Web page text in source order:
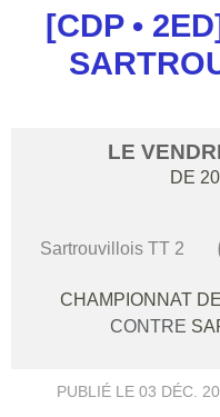
[CDP •
LE
DE
Sartrouvillois TT 2
CHAMPIONNAT
CONTRE
PUBLIÉ LE 03 DÉC.